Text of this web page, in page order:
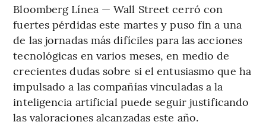
Bloomberg Línea — Wall Street cerró con
fuertes pérdidas este martes y puso fin a una
de las jornadas más difíciles para las acciones
tecnológicas en varios meses, en medio de
crecientes dudas sobre si el entusiasmo que ha
impulsado a las compañías vinculadas a la
inteligencia artificial puede seguir justificando
las valoraciones alcanzadas este año.